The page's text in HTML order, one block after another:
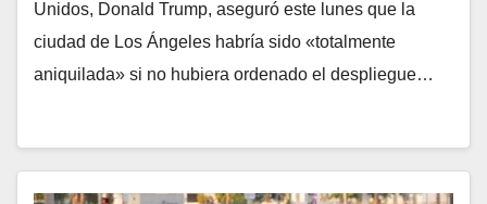
Unidos, Donald Trump, aseguró este lunes que la
ciudad de Los Ángeles habría sido «totalmente
aniquilada» si no hubiera ordenado el despliegue…